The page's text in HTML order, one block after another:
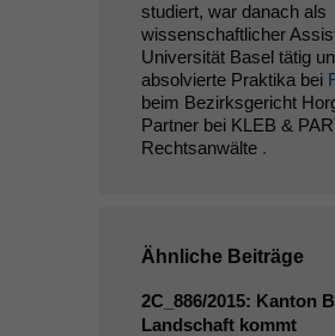
studiert, war danach als
wissenschaftlicher
Universität Basel tätig
absolvierte Praktika bei
beim Bezirksgericht
Partner bei KLEB &
Rechtsanwälte .
Ähnliche Beiträge
2C_886/2015: Kanton
Landschaft kommt